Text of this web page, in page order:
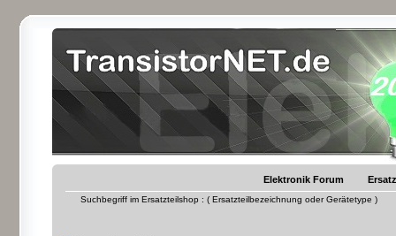
Elektronik Forum
Suchbegriff im Ersatzteilshop : ( Ersatzteilbezeichnung oder Gerätetype )